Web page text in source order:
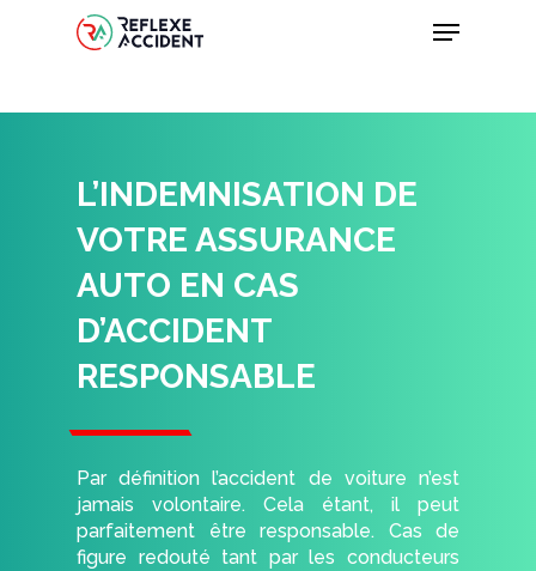
Menu
L’INDEMNISATION DE
VOTRE ASSURANCE
AUTO EN CAS
D’ACCIDENT
RESPONSABLE
Par définition l’accident de voiture n’est
jamais volontaire. Cela étant, il peut
parfaitement être responsable. Cas de
figure redouté tant par les conducteurs